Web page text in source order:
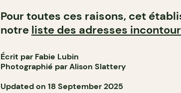
Pour toutes ces raisons, cet
notre liste des adresses
Écrit par Fabie Lubin
Photographié par Alison Slattery
Updated on 18 September 2025